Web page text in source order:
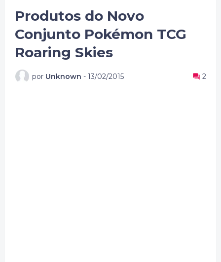
Produtos do Novo
Conjunto Pokémon TCG
Roaring Skies
por Unknown - 13/02/2015 2